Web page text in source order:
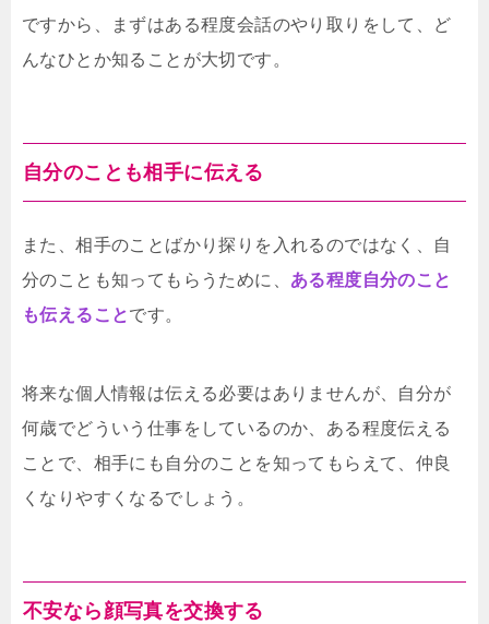
ですから、まずはある程度会話のやり取りをして、ど
んなひとか知ることが大切です。
自分のことも相手に伝える
また、相手のことばかり探りを入れるのではなく、自
分のことも知ってもらうために、 ある程度自分のこと
も伝えることです。
将来な個人情報は伝える必要はありませんが、自分が
何歳でどういう仕事をしているのか、ある程度伝える
ことで、相手にも自分のことを知ってもらえて、仲良
くなりやすくなるでしょう。
不安なら顔写真を交換する